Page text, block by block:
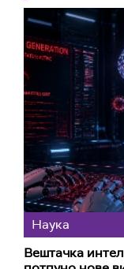
Наука
Вештачка